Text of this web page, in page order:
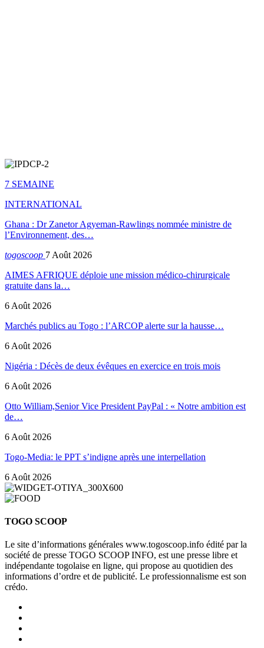
7 SEMAINE
INTERNATIONAL
Ghana : Dr Zanetor Agyeman-Rawlings nommée ministre de
l’Environnement, des…
togoscoop 7 Août 2026
AIMES AFRIQUE déploie une mission médico-chirurgicale
gratuite dans la…
6 Août 2026
Marchés publics au Togo : l’ARCOP alerte sur la hausse…
6 Août 2026
Nigéria : Décès de deux évêques en exercice en trois mois
6 Août 2026
Otto William,Senior Vice President PayPal : « Notre ambition est
de…
6 Août 2026
Togo-Media: le PPT s’indigne après une interpellation
6 Août 2026
TOGO SCOOP
Le site d’informations générales www.togoscoop.info édité par la
société de presse TOGO SCOOP INFO, est une presse libre et
indépendante togolaise en ligne, qui propose au quotidien des
informations d’ordre et de publicité. Le professionnalisme est son
crédo.